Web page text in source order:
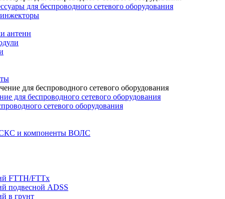
для беспроводного сетевого оборудования
антенн
для беспроводного сетевого оборудования
сетевого оборудования
СКС и компоненты ВОЛС
FTTH/FTTx
подвесной ADSS
в грунт